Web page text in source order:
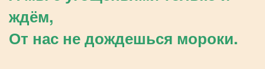
ждём,
От нас не дождешься мороки.